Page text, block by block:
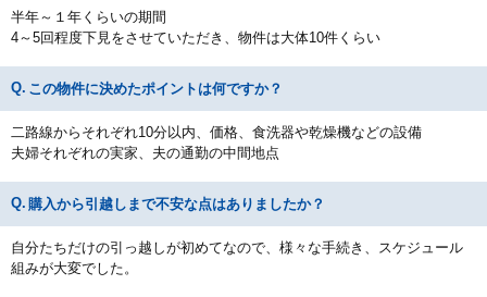
半年～１年くらいの期間
4～5回程度下見をさせていただき、物件は大体10件くらい
この物件に決めたポイントは何ですか？
二路線からそれぞれ10分以内、価格、食洗器や乾燥機などの設備
夫婦それぞれの実家、夫の通勤の中間地点
購入から引越しまで不安な点はありましたか？
自分たちだけの引っ越しが初めてなので、様々な手続き、スケジュール
組みが大変でした。